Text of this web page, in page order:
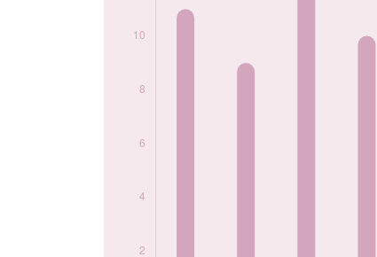
prénom Harun par
2023